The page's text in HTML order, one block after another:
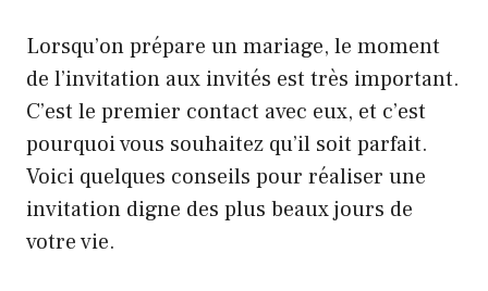
Lorsqu’on prépare un mariage, le moment
de l’invitation aux invités est très important.
C’est le premier contact avec eux, et c’est
pourquoi vous souhaitez qu’il soit parfait.
Voici quelques conseils pour réaliser une
invitation digne des plus beaux jours de
votre vie.